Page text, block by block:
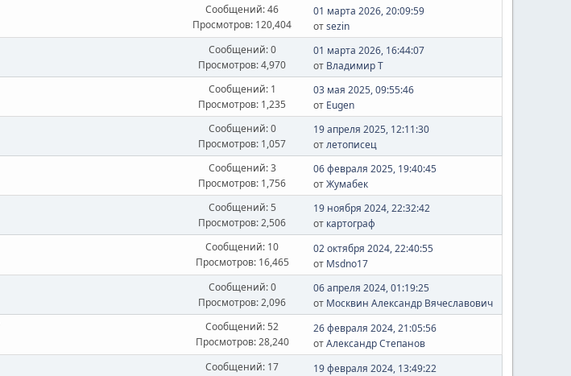
Сообщений: 46
Просмотров: 120,404
01 марта 2026, 20:09:59
отsezin
Сообщений: 0
Просмотров: 4,970
01 марта 2026, 16:44:07
от Владимир Т
Сообщений: 1
Просмотров: 1,235
03 мая 2025, 09:55:46
от Eugen
Сообщений: 0
Просмотров: 1,057
19 апреля 2025, 12:11:30
отлетописец
Сообщений: 3
Просмотров: 1,756
06 февраля 2025, 19:40:45
отЖумабек
Сообщений: 5
Просмотров: 2,506
19 ноября 2024, 22:32:42
от картограф
Сообщений: 10
Просмотров: 16,465
02 октября 2024, 22:40:55
от Msdno17
Сообщений: 0
Просмотров: 2,096
06 апреля 2024, 01:19:25
от Москвин Александр Вячеславович
Сообщений: 52
Просмотров: 28,240
26 февраля 2024, 21:05:56
отАлександр Степанов
Сообщений: 17
19 февраля 2024, 13:49:22